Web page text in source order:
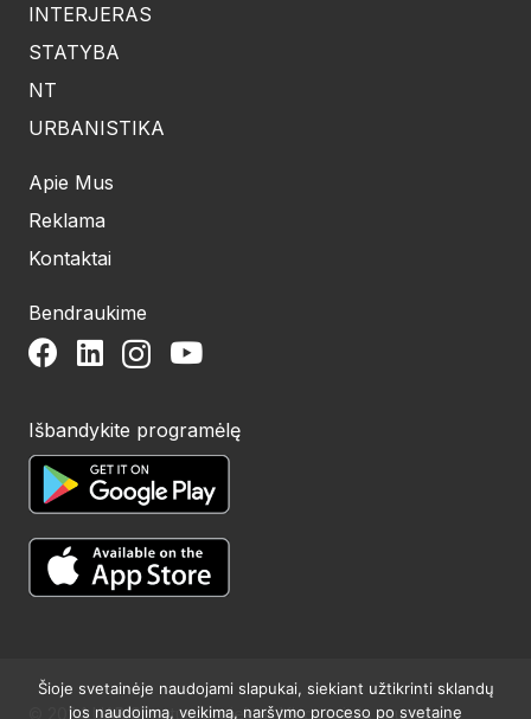
INTERJERAS
STATYBA
NT
URBANISTIKA
Apie Mus
Reklama
Kontaktai
Bendraukime
Išbandykite programėlę
© 2024 UAB Structum projektai. Visos teisės saugomos.
Šioje svetainėje naudojami slapukai, siekiant užtikrinti sklandų
jos naudojimą, veikimą, naršymo proceso po svetainę